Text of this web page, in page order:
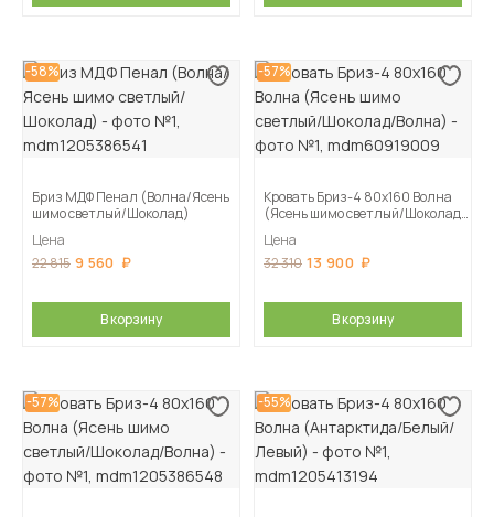
-58%
Бриз МДФ Пенал (Волна/Ясень
шимо светлый/Шоколад)
Цена
22 815 9 560
В корзину
-57%
Кровать Бриз-4 80х160 Волна
(Ясень шимо светлый/Шоколад/
Цена
32 310 13 900
В корзину
-57% -55%